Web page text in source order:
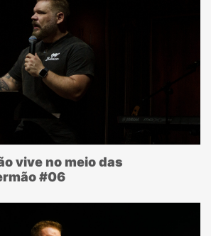
vive no meio das
#06